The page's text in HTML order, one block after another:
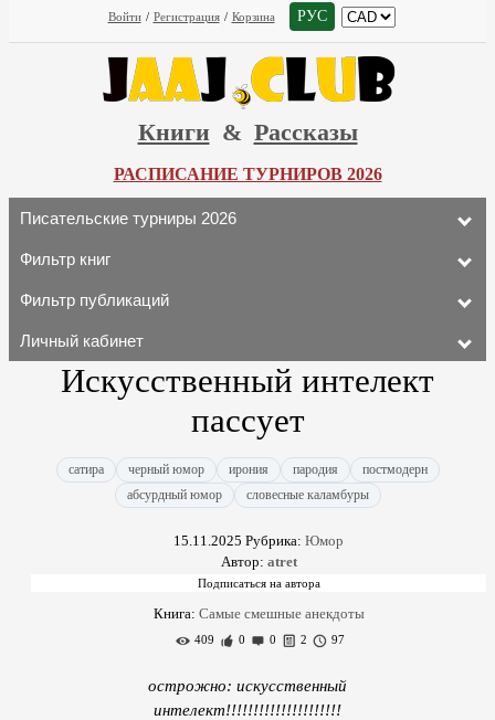
Войти / Регистрация / Корзина РУС
Книги & Рассказы
РАСПИСАНИЕ ТУРНИРОВ 2026
Писательские турниры 2026
Фильтр книг
Фильтр публикаций
Личный кабинет
Искусственный интелект
пассует
сатира черный юмор ирония пародия
постмодерн
абсурдный юмор
словесные каламбуры
15.11.2025 Рубрика: Юмор
Автор: atret
Книга: Самые смешные анекдоты
409 0 0 2 97
острожно: искусственный
интелект!!!!!!!!!!!!!!!!!!!!!